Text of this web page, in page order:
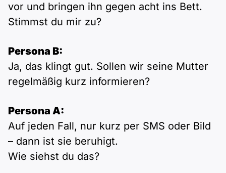
vor und bringen ihn gegen acht ins Bett.
Stimmst du mir zu?
Persona B:
Ja, das klingt gut. Sollen wir seine Mutter
regelmäßig kurz informieren?
Persona A:
Auf jeden Fall, nur kurz per SMS oder Bild
– dann ist sie beruhigt.
Wie siehst du das?